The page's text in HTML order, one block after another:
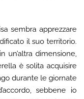
sembra apprezzare
il suo territorio.
un’altra dimensione,
è solita acquisire
durante le giornate
sebbene io